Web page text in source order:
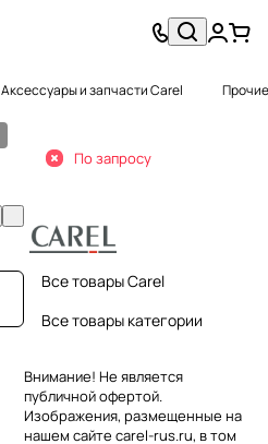
Аксессуары и запчасти Carel
По запросу
Все товары Carel
Все товары категории
Внимание! Не является
публичной офертой.
Изображения, размещенные на
нашем сайте carel-rus.ru, в том